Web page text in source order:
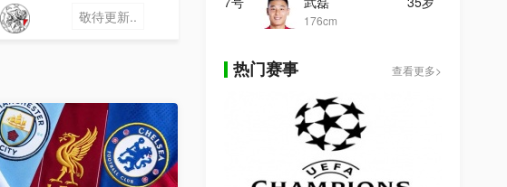
敬待更新.. 176cm
热门赛事 查看更多>